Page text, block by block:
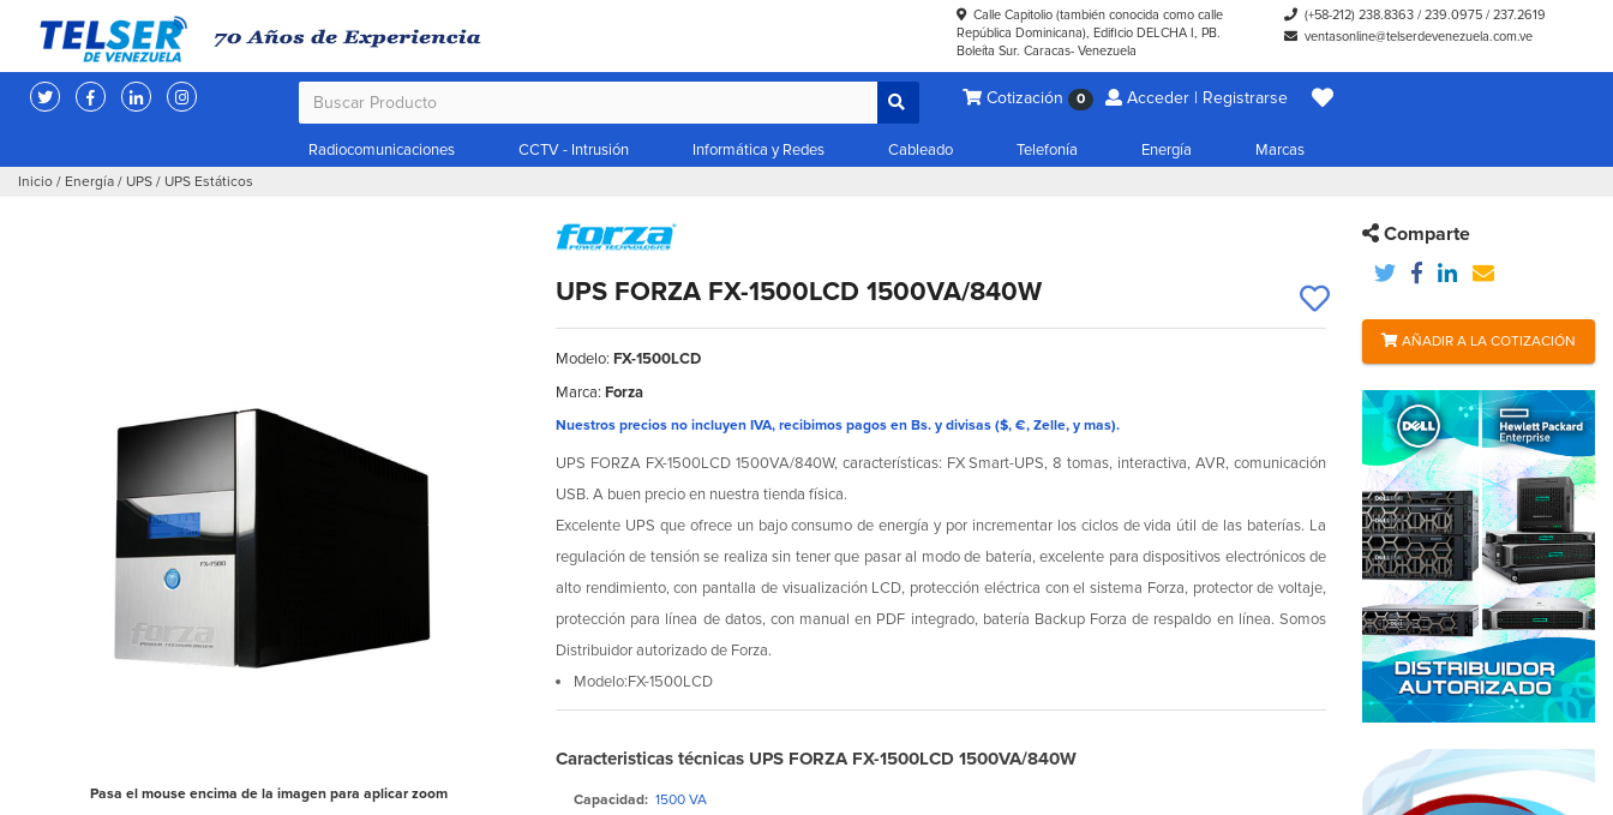
Calle Capitolio (también conocida como calle
República Dominicana), Edificio DELCHA I, PB.
Boleíta Sur. Caracas- Venezuela
(+58-212) 238.8363 /239.0975 /237.2619
ventasonline@telserdevenezuela.com.ve
Cotización 0 Acceder | Registrarse
Radiocomunicaciones CCTV - Intrusión Informática y Redes Cableado Telefonía Energía Marcas
Inicio / Energía / UPS / UPS Estáticos
Pasa el mouse encima de la imagen para aplicar zoom
UPS FORZA FX-1500LCD 1500VA/840W
Modelo: FX-1500LCD
Marca: Forza
Nuestros precios no incluyen IVA, recibimos pagos en Bs. y divisas ($, €, Zelle, y mas).
UPS FORZA FX-1500LCD 1500VA/840W, características: FX Smart-UPS, 8 tomas, interactiva, AVR, comunicación
USB. A buen precio en nuestra tienda física.
Excelente UPS que ofrece un bajo consumo de energía y por incrementar los ciclos de vida útil de las baterías. La
regulación de tensión se realiza sin tener que pasar al modo de batería, excelente para dispositivos electrónicos de
alto rendimiento, con pantalla de visualización LCD, protección eléctrica con el sistema Forza, protector de voltaje,
protección para línea de datos, con manual en PDF integrado, batería Backup Forza de respaldo en línea. Somos
Distribuidor autorizado de Forza.
Modelo:FX-1500LCD
Caracteristicas técnicas UPS FORZA FX-1500LCD 1500VA/840W
Capacidad: 1500 VA
Comparte
AÑADIR A LA COTIZACIÓN